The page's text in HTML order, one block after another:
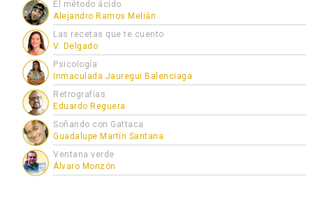
El método ácido
Alejandro Ramos Melián
Las recetas que te cuento
V. Delgado
Psicología
Inmaculada Jauregui Balenciaga
Retrografías
Eduardo Reguera
Soñando con Gattaca
Guadalupe Martín Santana
Ventana verde
Álvaro Monzón